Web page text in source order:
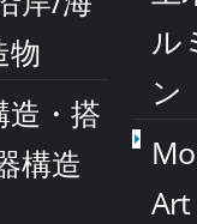
物
造・搭
構造
ル
ン